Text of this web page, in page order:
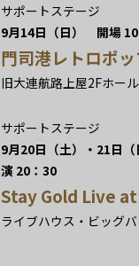
サポートステージ
9月14日（日） 開場 10
門司港レトロポ
旧大連航路上屋2Fホール
サポートステージ
9月20日（土）・21日
演 20：30
Stay Gold Live
ライブハウス・ビッグ